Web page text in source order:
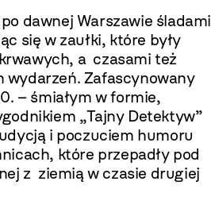
dawnej Warszawie śladami
się w zaułki, które były
a czasami też
wydarzeń. Zafascynowany
– śmiałym w formie,
„Tajny Detektyw”
i poczuciem humoru
które przepadły pod
z ziemią w czasie drugiej